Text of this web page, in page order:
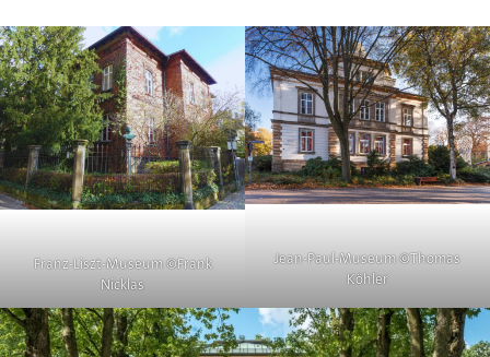
Franz-Liszt-Museum ©Frank
Nicklas
Jean-Paul-Museum ©Thomas
Köhler